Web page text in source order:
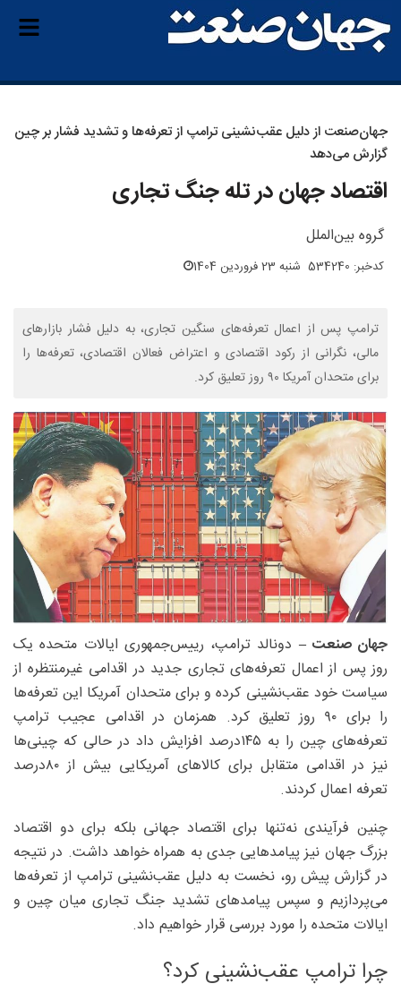
جهان‌صنعت از دلیل عقب‌نشینی ترامپ از تعرفه‌ها و تشدید فشار بر چین
گزارش می‌دهد
اقتصاد جهان در تله جنگ تجاری
گروه بین‌الملل
کدخبر: 534240 شنبه 23 فروردین 1404
ترامپ پس از اعمال تعرفه‌های سنگین تجاری، به دلیل فشار بازارهای
مالی، نگرانی از رکود اقتصادی و اعتراض فعالان اقتصادی، تعرفه‌ها را
برای متحدان آمریکا ۹۰ روز تعلیق کرد.
جهان صنعت – دونالد ترامپ، رییس‌جمهوری ایالات متحده یک
روز پس از اعمال تعرفه‌های تجاری جدید در اقدامی غیرمنتظره از
سیاست خود عقب‌نشینی کرده و برای متحدان آمریکا این تعرفه‌ها
را برای ۹۰ روز تعلیق کرد. همزمان در اقدامی عجیب ترامپ
تعرفه‌های چین را به ۱۴۵‌درصد افزایش داد در حالی که چینی‌ها
نیز در اقدامی متقابل برای کالاهای آمریکایی بیش از ۸۰‌درصد
تعرفه اعمال کردند.
چنین فرآیندی نه‌تنها برای اقتصاد جهانی بلکه برای دو اقتصاد
بزرگ جهان نیز پیامدهایی جدی به همراه خواهد داشت. در نتیجه
در گزارش پیش رو، نخست به دلیل عقب‌نشینی ترامپ از تعرفه‌ها
می‌پردازیم و سپس پیامدهای تشدید جنگ تجاری میان چین و
ایالات متحده را مورد بررسی قرار خواهیم داد.
چرا ترامپ عقب‌نشینی کرد؟